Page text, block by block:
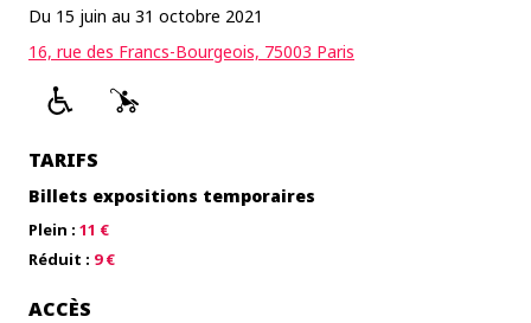
Du 15 juin au 31 octobre 2021
16, rue des Francs-Bourgeois, 75003 Paris
TARIFS
Billets expositions temporaires
Plein : 11 €
Réduit : 9 €
ACCÈS